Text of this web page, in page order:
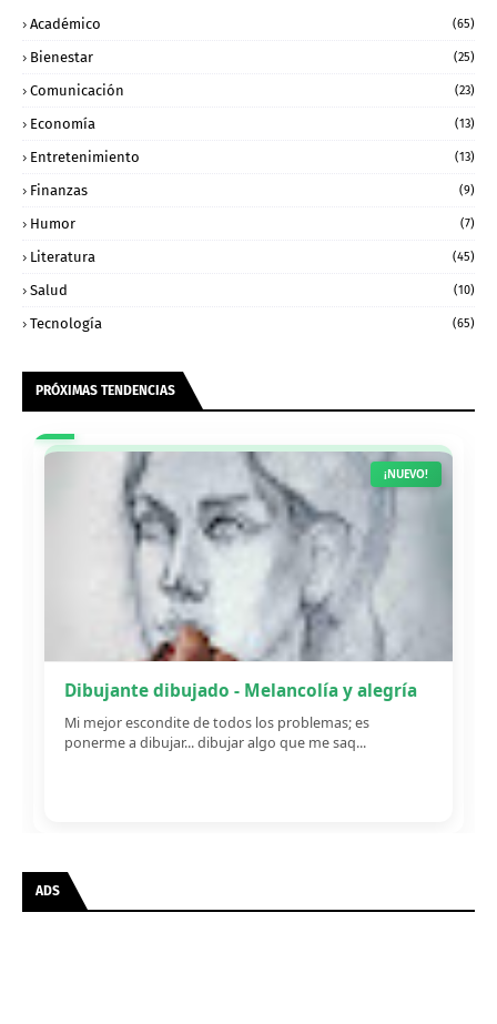
Académico (65)
Bienestar (25)
Comunicación (23)
Economía (13)
Entretenimiento (13)
Finanzas (9)
Humor (7)
Literatura (45)
Salud (10)
Tecnología (65)
PRÓXIMAS TENDENCIAS
¡NUEVO!
Dibujante dibujado - Melancolía y alegría
Mi mejor escondite de todos los problemas; es
ponerme a dibujar... dibujar algo que me saq...
ADS